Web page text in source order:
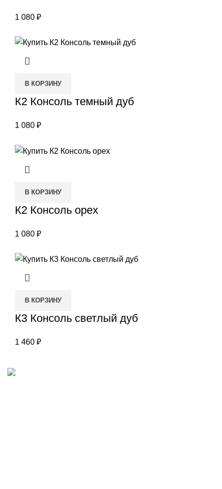
1 080 ₽
В КОРЗИНУ
К2 Консоль темный дуб
1 080 ₽
В КОРЗИНУ
К2 Консоль орех
1 080 ₽
В КОРЗИНУ
К3 Консоль светлый дуб
1 460 ₽